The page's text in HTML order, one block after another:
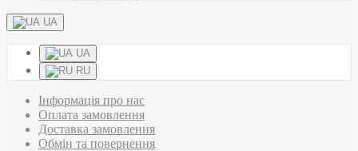
UA
UA
RU
Інформація про нас
Оплата замовлення
Доставка замовлення
Обмін та повернення